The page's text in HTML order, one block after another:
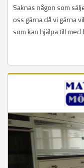
Saknas någon som
oss gärna då vi gärna
som kan hjälpa till